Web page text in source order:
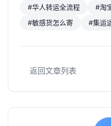
#华人转运全流程
#淘
#敏感货怎么寄
#集运
返回文章列表